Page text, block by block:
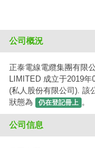
公司概況
正泰電線電纜集團有限
LIMITED 成立于2019
(私人股份有限公司). 該
狀態為
仍在登記冊上 。
公司信息